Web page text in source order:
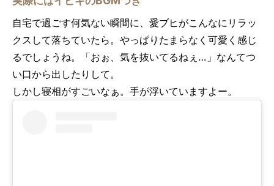
自宅で過ごす何気ない瞬間に、愛ブヒがこんなにリラッ
クスして落ちていたら。やっぱりたまらなく可愛く感じ
るでしょうね。「おぉ、気を抜いてるねぇ…」なんてつ
い口から出したりして。
しかし寝相がすごいなぁ。手が浮いていますよー。